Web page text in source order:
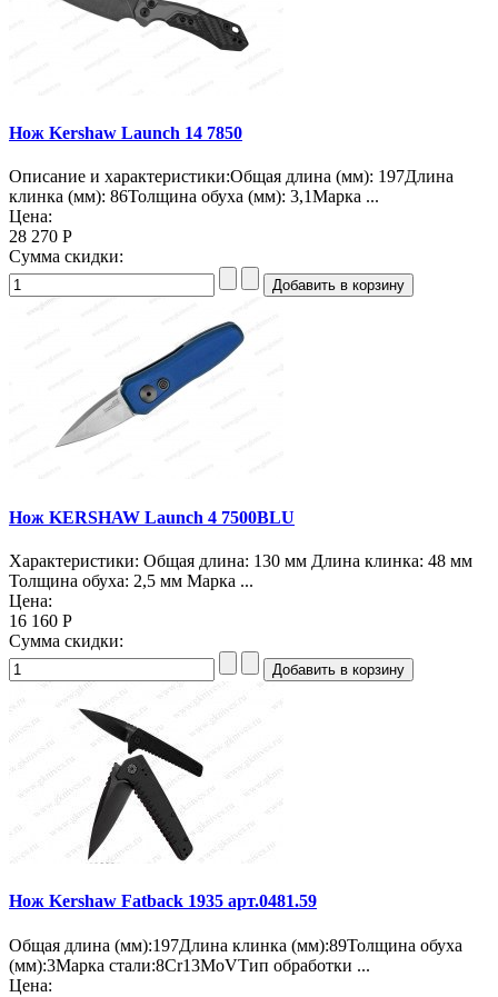
Нож Kershaw Launch 14 7850
Описание и характеристики:Общая длина (мм): 197Длина
клинка (мм): 86Толщина обуха (мм): 3,1Марка ...
Цена:
28 270 Р
Сумма скидки:
Нож KERSHAW Launch 4 7500BLU
Характеристики: Общая длина: 130 мм Длина клинка: 48 мм
Толщина обуха: 2,5 мм Марка ...
Цена:
16 160 Р
Сумма скидки:
Нож Kershaw Fatback 1935 арт.0481.59
Общая длина (мм):197Длина клинка (мм):89Толщина обуха
(мм):3Марка стали:8Cr13MoVТип обработки ...
Цена: